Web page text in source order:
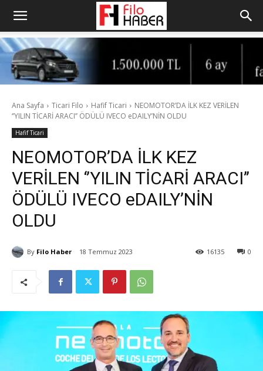
Ana Sayfa Ticari Filo Hafif Ticari
NEOMOTOR’DA İLK KEZ VERİLEN
‘’YILIN TİCARİ ARACI’’ ÖDÜLÜ IVECO eDAILY’NİN OLDU
Hafif Ticari
NEOMOTOR’DA İLK KEZ
VERİLEN ‘’YILIN TİCARİ ARACI’’
ÖDÜLÜ IVECO eDAILY’NİN
OLDU
By Filo Haber 18 Temmuz 2023 0
16135